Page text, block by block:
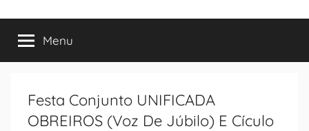
Menu
Festa Conjunto UNIFICADA
OBREIROS (Voz De Júbilo) E Cículo